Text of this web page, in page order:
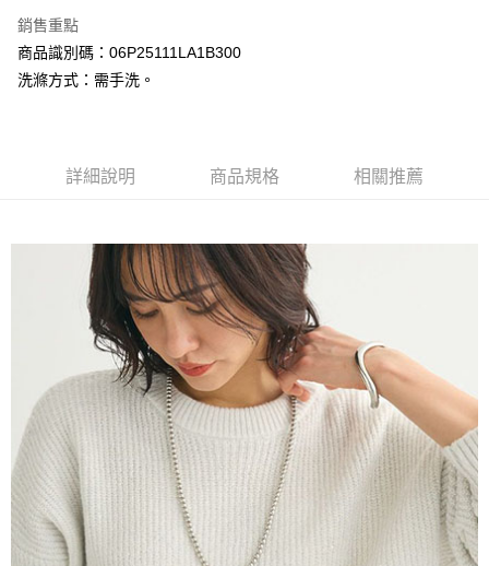
相關說明
【大哥付你分期使用說明】
1.本服務由台灣大哥大提供，台灣大哥大用戶可立即使用無須另外申請。
4.訂單成立30分鐘內，如未前往確認交易或遇審核未通過，訂單將自動取
1.分期款項不併入電信帳單，「大哥付你分期」於每月結算日後寄送繳費提
2.透過簡訊連結打開帳單後，可選擇「超商條碼／台灣大直營門市／銀行轉
帳／街口支付／iPASS MONEY」等通路繳費。
1.本服務係由「台灣大哥大股份有限公司」（以下簡稱本公司）所提供，讓
用戶於交易時，得透過本服務購買商品或服務，並由商店將買賣／分期付款
買賣價金債權讓與本公司後，依約使用本公司帳單繳交帳款。
2.基於同意付款使用「大哥付你分期」之契約關係目的，商店將以您的個人
資料（包含姓名、電話或地址）提供予台灣大哥大進項蒐集、處理及利用，
由本公司與您本人進行分期帳單所需資料之確認、核對及更正。
3.完整用戶服務條款，請詳閱以下連結： https://oppay.tw/userRule
AFTEE先享後付
便利好安心！
１．簡單：不需註冊會員、不需綁卡、不需儲值。
【「AFTEE先享後付」結帳流程】
１．於結帳方式選擇「AFTEE先享後付」後，將跳轉至「AFTEE先享後付」
結帳頁面，進行簡訊認證並確認金額後，即可完成結帳。
２．訂單成立數日內，您將收到繳費通知簡訊。
３．收到繳費通知簡訊後14天內，點擊此簡訊中的連結，可透過四大超商／
ATM／網路銀行／等多元方式進行付款，方視為交易完成。
※ 請注意：結帳手續完成當下不需立刻繳費，但若您需要取消訂單，請聯絡
購買商品的店家。未經商家同意取消之訂單仍視為有效，需透過AFTEE先享
後付繳納相關費用。
※ 交易是否成功請以「AFTEE先享後付 」之結帳頁面顯示為準，若有關於
是否繳費成功／繳費後需取消欲退款等相關疑問，請聯繫「AFTEE先享後付
客戶支援中心」 https://netprotections.freshdesk.com/support/home
【注意事項】
１．透過由恩沛科技股份有限公司提供之「AFTEE先享後付」服務完成之交
易，需依本服務之必要範圍內提供個人資料，並將交易相關給付款項請求債
每筆NT$60，滿NT$1,500(含以上)免運費
全家純取貨
每筆NT$60，滿NT$1,500(含以上)免運費
萊爾富取貨付款
每筆NT$60，滿NT$1,500(含以上)免運費
萊爾富純取貨
每筆NT$60，滿NT$1,500(含以上)免運費
7-11取貨付款
每筆NT$60，滿NT$1,500(含以上)免運費
銷售重點
商品識別碼：06P25111LA1B300
洗滌方式：需手洗。
詳細說明 商品規格 相關推薦